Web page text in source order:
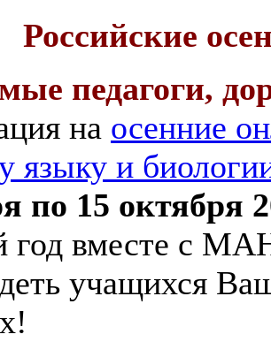
Российские
педагоги,
на осенние
языку и
по 15 октября
год вместе с
учащихся